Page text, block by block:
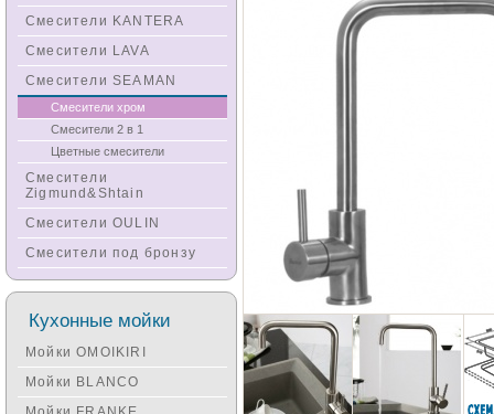
Смесители KANTERA
Смесители LAVA
Смесители SEAMAN
Смесители хром
Смесители 2 в 1
Цветные смесители
Смесители
Zigmund&Shtain
Смесители OULIN
Смесители под бронзу
Кухонные мойки
Мойки OMOIKIRI
Мойки BLANCO